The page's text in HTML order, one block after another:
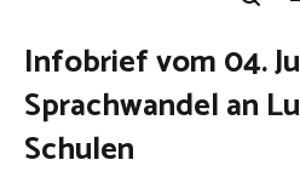
Infobrief vom 04.
Sprachwandel an
Schulen